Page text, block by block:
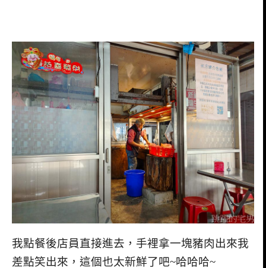
我點餐後店員直接進去，手裡拿一塊豬肉出來我
差點笑出來，這個也太新鮮了吧~哈哈哈~